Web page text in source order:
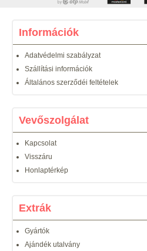
Információk
Adatvédelmi szabályzat
Szállítási információk
Általános szerződéi feltételek
Vevőszolgálat
Kapcsolat
Visszáru
Honlaptérkép
Extrák
Gyártók
Ajándék utalvány